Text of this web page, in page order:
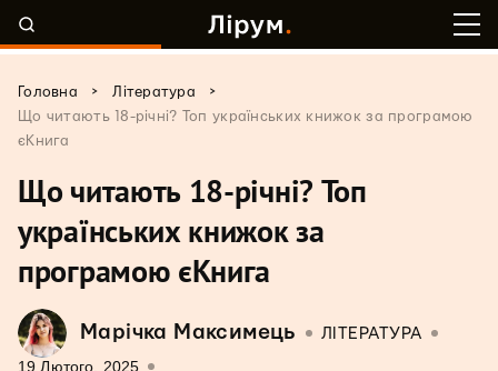
Головна > Література
>
Що читають 18-річні? Топ українських книжок за програмою
єКнига
Що читають 18-річні? Топ
українських книжок за
програмою єКнига
Марічка Максимець ЛІТЕРАТУРА
19 Лютого, 2025